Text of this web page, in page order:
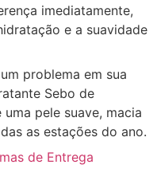
imediatamente,
e a suavidade
problema em sua
Sebo de
pele suave, macia
as estações do ano.
de Entrega